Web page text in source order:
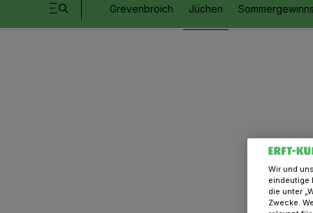
Grevenbroich Jüchen
Wir und
eindeutige
die unter
Zwecke.